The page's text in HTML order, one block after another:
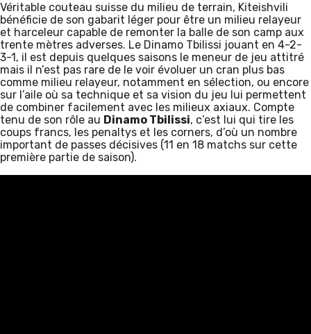
Véritable couteau suisse du milieu de terrain, Kiteishvili
bénéficie de son gabarit léger pour être un milieu relayeur
et harceleur capable de remonter la balle de son camp aux
trente mètres adverses. Le Dinamo Tbilissi jouant en 4-2-
3-1, il est depuis quelques saisons le meneur de jeu attitré
mais il n’est pas rare de le voir évoluer un cran plus bas
comme milieu relayeur, notamment en sélection, ou encore
sur l’aile où sa technique et sa vision du jeu lui permettent
de combiner facilement avec les milieux axiaux. Compte
tenu de son rôle au Dinamo Tbilissi, c’est lui qui tire les
coups francs, les penaltys et les corners, d’où un nombre
important de passes décisives (11 en 18 matchs sur cette
première partie de saison).